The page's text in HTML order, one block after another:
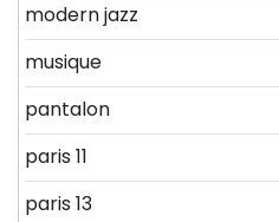
modern jazz
musique
pantalon
paris 11
paris 13